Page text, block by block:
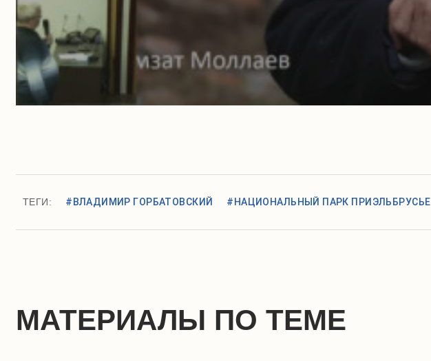
ТЕГИ: #ВЛАДИМИР ГОРБАТОВСКИЙ #НАЦИОНАЛЬНЫЙ ПАРК ПРИЭЛЬБРУСЬЕ
МАТЕРИАЛЫ ПО ТЕМЕ